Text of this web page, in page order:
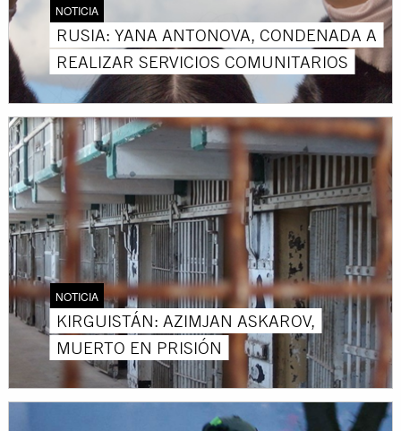
NOTICIA
RUSIA: YANA ANTONOVA, CONDENADA A
REALIZAR SERVICIOS COMUNITARIOS
NOTICIA
KIRGUISTÁN: AZIMJAN ASKAROV,
MUERTO EN PRISIÓN